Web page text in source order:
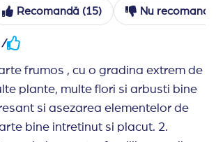
Recomandă (15) Nu
/
frumos , cu o gradina extrem de
plante, multe flori si arbusti bine
si asezarea elementelor de
bine intretinut si placut. 2.